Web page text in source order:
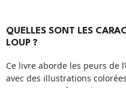
QUELLES SONT LES
LOUP ?
Ce livre aborde les peurs de
avec des illustrations